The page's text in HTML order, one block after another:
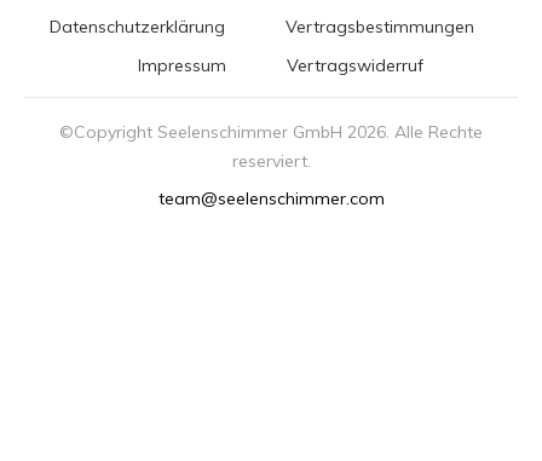
Datenschutzerklärung
Vertragsbestimmungen
Impressum
Vertragswiderruf
©Copyright Seelenschimmer GmbH 2026. Alle Rechte
reserviert.
team@seelenschimmer.com